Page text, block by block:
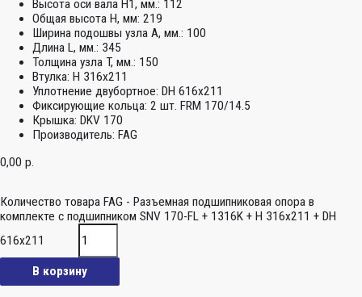
Высота оси вала H1, мм.: 112
Общая высота H, мм: 219
Ширина подошвы узла А, мм.: 100
Длина L, мм.: 345
Толщина узла T, мм.: 150
Втулка: H 316x211
Уплотнение двубортное: DH 616x211
Фиксирующие кольца: 2 шт. FRM 170/14.5
Крышка: DKV 170
Производитель: FAG
0,00 р.
Количество товара FAG - Разъемная подшипниковая опора в
комплекте с подшипником SNV 170-FL + 1316K + H 316x211 + DH
616x211
В корзину